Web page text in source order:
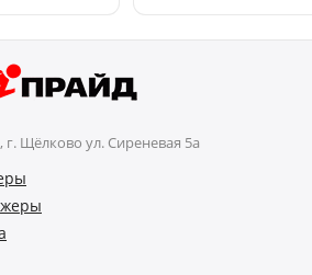
г. Щёлково ул. Сиреневая 5а